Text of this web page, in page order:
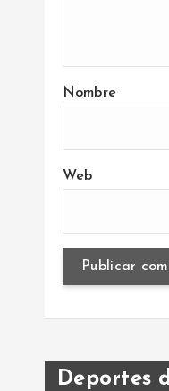
Nombre
Web
Deportes